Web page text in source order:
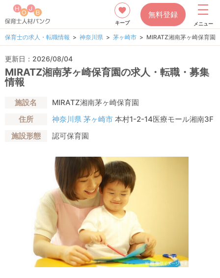
キープ
無料登録
メニュー
保育士の求人・転職情報 神奈川県 茅ヶ崎市 MIRATZ湘南茅ヶ崎保育園
更新日：2026/08/04
MIRATZ湘南茅ヶ崎保育園の求人・転職・募集
情報
施設名
MIRATZ湘南茅ヶ崎保育園
住所
神奈川県 茅ヶ崎市本村1-2-14医療モール湘南3F
施設形態
認可保育園